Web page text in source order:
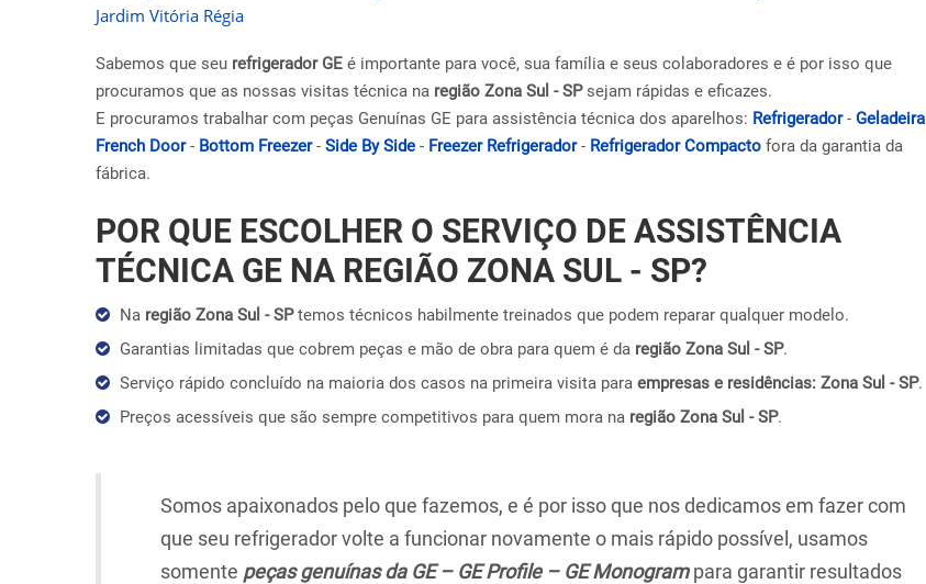
Jardim Vitória Régia
Sabemos que seu refrigerador GE é importante para você, sua família e seus colaboradores e é por isso que
procuramos que as nossas visitas técnica na região Zona Sul - SPsejam rápidas e eficazes.
E procuramos trabalhar com peças Genuínas GE para assistência técnica dos aparelhos: Refrigerador- Geladeira
French Door- Bottom Freezer- Side By Side - Freezer Refrigerador- Refrigerador Compacto fora da garantia da
fábrica.
POR QUE ESCOLHER O SERVIÇO DE ASSISTÊNCIA
TÉCNICA GE NA REGIÃO ZONA SUL - SP?
Na região Zona Sul - SPtemos técnicos habilmente treinados que podem reparar qualquer modelo.
Garantias limitadas que cobrem peças e mão de obra para quem é da região Zona Sul - SP.
Serviço rápido concluído na maioria dos casos na primeira visita para empresas e residências: Zona Sul - SP.
Preços acessíveis que são sempre competitivos para quem mora na região Zona Sul - SP.
Somos apaixonados pelo que fazemos, e é por isso que nos dedicamos em fazer com
que seu refrigerador volte a funcionar novamente o mais rápido possível, usamos
somente peças genuínas da GE – GE Profile – GE Monogrampara garantir resultados